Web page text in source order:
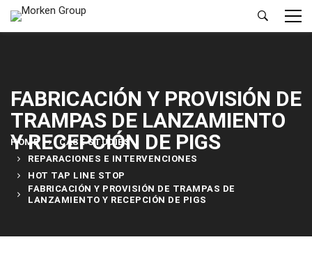
FABRICACIÓN Y PROVISIÓN DE
TRAMPAS DE LANZAMIENTO
Y RECEPCIÓN DE PIGS
HOME
CASE STUDIES
REPARACIONES E INTERVENCIONES
HOT TAP LINE STOP
FABRICACIÓN Y PROVISIÓN DE TRAMPAS DE
LANZAMIENTO Y RECEPCIÓN DE PIGS